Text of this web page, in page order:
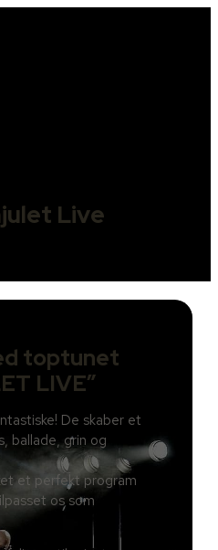
Live
toptunet
LIVE”
De skaber et
ballade, grin og
et perfekt program
os som